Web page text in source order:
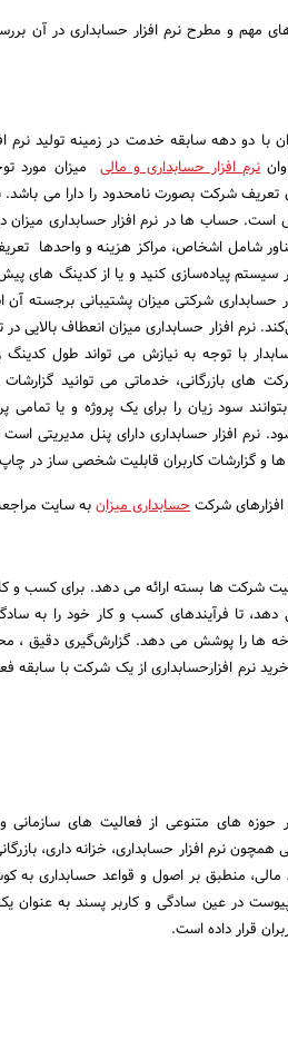
مهم و مطرح نرم افزار حسابداری در آن
با دو دهه سابقه خدمت در زمینه تولید نرم
نرم افزار حسابداری و مالی میزان مورد
شرکت بصورت نامحدود را دارا می باشد.
است. حساب ها در نرم افزار حسابداری
شامل اشخاص، مراکز هزینه و واحدها
پیاده‌سازی کنید و یا از کدینگ های
حسابداری شرکتی میزان پشتیبانی برجسته
نرم افزار حسابداری میزان انعطاف
با توجه به نیازش می تواند طول کدینگ
های بازرگانی، خدماتی می توانید گزارشات
سود زیان را برای یک پروژه و یا تمامی
نرم افزار حسابداری دارای پنل مدیریتی
و گزارشات کاربران قابلیت شخصی ساز در
شرکتحسابداری میزانبه سایت
شرکت ها بسته ارائه می دهد. برای کسب و
دهد، تا فرآیندهای کسب و کار خود را به
ها را پوشش می دهد. گزارش‌گیری دقیق ،
نرم افزارحسابداری از یک شرکت با سابقه
حوزه های متنوعی از فعالیت های سازمانی
نرم افزار حسابداری، خزانه داری،
مالی، منطبق بر اصول و قواعد حسابداری
پیوست در عین سادگی و کاربر پسند به عنوان
قرار داده است.